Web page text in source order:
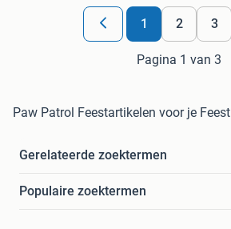
1 2 3
Pagina 1 van 3
Paw Patrol Feestartikelen voor je Feest
Gerelateerde zoektermen
Populaire zoektermen